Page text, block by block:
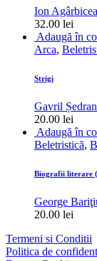
Ion
32.00 lei
Adaugă în
Arca,
Strigi
Gavril Ședran
20.00 lei
Adaugă în
Beletristică,
Biografii literare
George
20.00 lei
Termeni si Conditii
Politica de